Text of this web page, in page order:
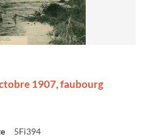
1907, faubourg
5Fi394